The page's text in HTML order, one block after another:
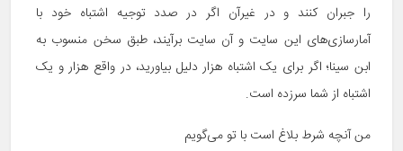
را جبران کنند و در غیرآن اگر در صدد توجیه اشتباه خود با
آمارسازی‌های این سایت و آن سایت برآیند، طبق سخن منسوب به
ابن سینا؛ اگر برای یک اشتباه هزار دلیل بیاورید، در واقع هزار و یک
اشتباه از شما سرزده است.
من آنچه شرط بلاغ است با تو می‌گویم